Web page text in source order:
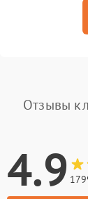
Отзывы
4.9